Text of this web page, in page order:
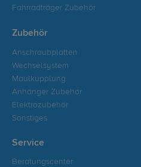
Fahrradträger Zubehör
Zubehör
Anschraubplatten
Wechselsystem
Maulkupplung
Anhänger Zubehör
Elektrozubehör
Sonstiges
Service
Beratungscenter